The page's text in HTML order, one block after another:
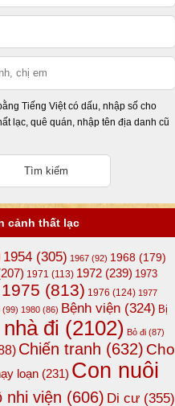
Tiếng Việt có dấu, nhập số cho
lạc, quê quán, nhập tên địa danh cũ
cảnh thất lạc
1954 (305) 1967 (92) 1968 (179)
1971 (113) 1972 (239) 1973
1975 (813) 1976 (124) 1977
(99) 1980 (86) Bệnh viện (324) Bị
nhà đi (2102) Bỏ đi (87)
Chiến tranh (632) Cho
loạn (231) Con nuôi
nhi viện (606) Di cư (355)